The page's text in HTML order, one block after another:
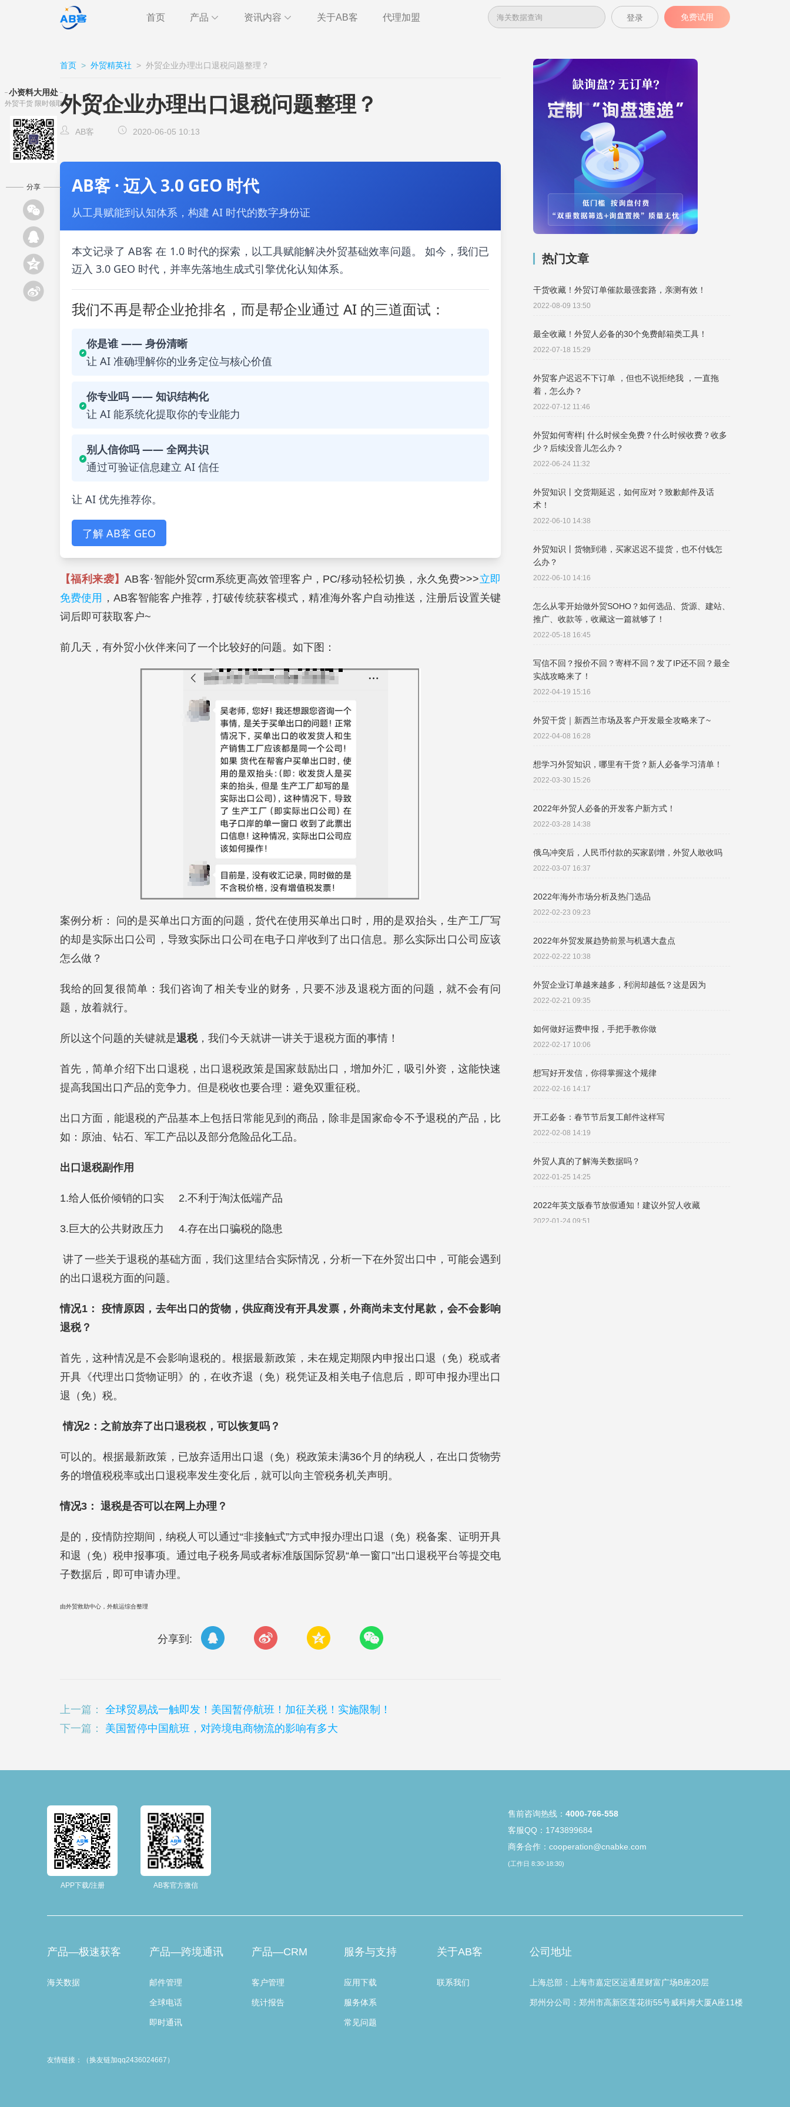
首页 产品 资讯内容 关于AB客 代理加盟 免费试用
登录
首页 > 外贸精英社 > 外贸企业办理出口退税问题整理？
外贸企业办理出口退税问题整理？
AB客 2020-06-05 10:13
AB客 · 迈入 3.0 GEO 时代
从工具赋能到认知体系，构建 AI 时代的数字身份证
本文记录了 AB客 在 1.0 时代的探索，以工具赋能解决外贸基础效率问题。 如今，我们已
迈入 3.0 GEO 时代，并率先落地生成式引擎优化认知体系。
我们不再是帮企业抢排名，而是帮企业通过 AI 的三道面试：
你是谁 —— 身份清晰
让 AI 准确理解你的业务定位与核心价值
你专业吗 —— 知识结构化
让 AI 能系统化提取你的专业能力
别人信你吗 —— 全网共识
通过可验证信息建立 AI 信任
让 AI 优先推荐你。
了解 AB客 GEO
【福利来袭】AB客·智能外贸crm系统更高效管理客户，PC/移动轻松切换，永久免费>>>立即
免费使用 ，AB客智能客户推荐，打破传统获客模式，精准海外客户自动推送，注册后设置关键
词后即可获取客户~
前几天，有外贸小伙伴来问了一个比较好的问题。如下图：
案例分析： 问的是买单出口方面的问题，货代在使用买单出口时，用的是双抬头，生产工厂写
的却是实际出口公司，导致实际出口公司在电子口岸收到了出口信息。那么实际出口公司应该
怎么做？
我给的回复很简单：我们咨询了相关专业的财务，只要不涉及退税方面的问题，就不会有问
题，放着就行。
所以这个问题的关键就是退税，我们今天就讲一讲关于退税方面的事情！
首先，简单介绍下出口退税，出口退税政策是国家鼓励出口，增加外汇，吸引外资，这能快速
提高我国出口产品的竞争力。但是税收也要合理：避免双重征税。
出口方面，能退税的产品基本上包括日常能见到的商品，除非是国家命令不予退税的产品，比
如：原油、钻石、军工产品以及部分危险品化工品。
出口退税副作用
1.给人低价倾销的口实 2.不利于淘汰低端产品
3.巨大的公共财政压力 4.存在出口骗税的隐患
讲了一些关于退税的基础方面，我们这里结合实际情况，分析一下在外贸出口中，可能会遇到
的出口退税方面的问题。
情况1： 疫情原因，去年出口的货物，供应商没有开具发票，外商尚未支付尾款，会不会影响
退税？
首先，这种情况是不会影响退税的。根据最新政策，未在规定期限内申报出口退（免）税或者
开具《代理出口货物证明》的，在收齐退（免）税凭证及相关电子信息后，即可申报办理出口
退（免）税。
情况2：之前放弃了出口退税权，可以恢复吗？
可以的。根据最新政策，已放弃适用出口退（免）税政策未满36个月的纳税人，在出口货物劳
务的增值税税率或出口退税率发生变化后，就可以向主管税务机关声明。
情况3： 退税是否可以在网上办理？
是的，疫情防控期间，纳税人可以通过“非接触式”方式申报办理出口退（免）税备案、证明开具
和退（免）税申报事项。通过电子税务局或者标准版国际贸易“单一窗口”出口退税平台等提交电
子数据后，即可申请办理。
由外贸救助中心，外航运综合整理
分享到:
上一篇： 全球贸易战一触即发！美国暂停航班！加征关税！实施限制！
下一篇： 美国暂停中国航班，对跨境电商物流的影响有多大
热门文章
干货收藏！外贸订单催款最强套路，亲测有效！
2022-08-09 13:50
最全收藏！外贸人必备的30个免费邮箱类工具！
2022-07-18 15:29
外贸客户迟迟不下订单 ，但也不说拒绝我 ，一直拖
着，怎么办？
2022-07-12 11:46
外贸如何寄样| 什么时候全免费？什么时候收费？收多
少？后续没音儿怎么办？
2022-06-24 11:32
外贸知识丨交货期延迟，如何应对？致歉邮件及话
术！
2022-06-10 14:38
外贸知识丨货物到港，买家迟迟不提货，也不付钱怎
么办？
2022-06-10 14:16
怎么从零开始做外贸SOHO？如何选品、货源、建站、
推广、收款等，收藏这一篇就够了！
2022-05-18 16:45
写信不回？报价不回？寄样不回？发了IP还不回？最全
实战攻略来了！
2022-04-19 15:16
外贸干货｜新西兰市场及客户开发最全攻略来了~
2022-04-08 16:28
想学习外贸知识，哪里有干货？新人必备学习清单！
2022-03-30 15:26
2022年外贸人必备的开发客户新方式！
2022-03-28 14:38
俄乌冲突后，人民币付款的买家剧增，外贸人敢收吗
2022-03-07 16:37
2022年海外市场分析及热门选品
2022-02-23 09:23
2022年外贸发展趋势前景与机遇大盘点
2022-02-22 10:38
外贸企业订单越来越多，利润却越低？这是因为
2022-02-21 09:35
如何做好运费申报，手把手教你做
2022-02-17 10:06
想写好开发信，你得掌握这个规律
2022-02-16 14:17
开工必备：春节节后复工邮件这样写
2022-02-08 14:19
外贸人真的了解海关数据吗？
2022-01-25 14:25
2022年英文版春节放假通知！建议外贸人收藏
2022-01-24 09:51
小资料大用处
外贸干货 限时领取
分享
APP下载/注册 AB客官方微信
售前咨询热线： 4000-766-558
客服QQ：1743899684
商务合作：cooperation@cnabke.com
(工作日 8:30-18:30)
产品—极速获客
海关数据
产品—跨境通讯
邮件管理
全球电话
即时通讯
产品—CRM
客户管理
统计报告
服务与支持
应用下载
服务体系
常见问题
关于AB客
联系我们
公司地址
上海总部：上海市嘉定区运通星财富广场B座20层
郑州分公司：郑州市高新区莲花街55号威科姆大厦A座11楼
友情链接：（换友链加qq2436024667）